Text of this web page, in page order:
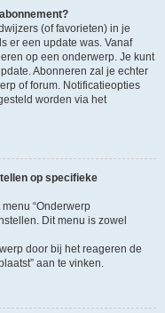
(of favorieten) in je
er een update was. Vanaf
op een onderwerp. Je kunt
Abonneren zal je echter
of forum. Notificatieopties
worden via het
op specifieke
“Onderwerp
Dit menu is zowel
door bij het reageren de
aan te vinken.